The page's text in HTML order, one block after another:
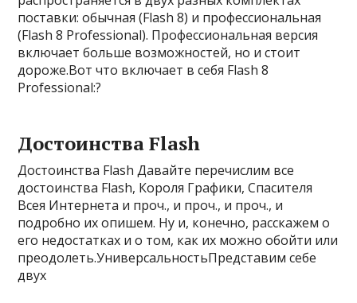
поставки: обычная (Flash 8) и профессиональная
(Flash 8 Professional). Профессиональная версия
включает больше возможностей, но и стоит
дороже.Вот что включает в себя Flash 8
Professional:?
Достоинства Flash
Достоинства Flash Давайте перечислим все
достоинства Flash, Короля Графики, Спасителя
Всея Интернета и проч., и проч., и проч., и
подробно их опишем. Ну и, конечно, расскажем о
его недостатках и о том, как их можно обойти или
преодолеть.УниверсальностьПредставим себе
двух